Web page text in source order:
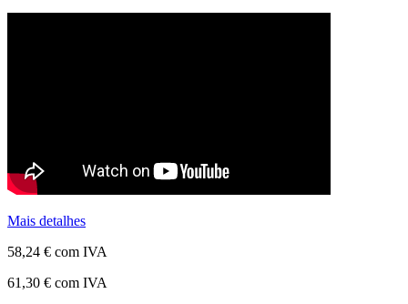
Mais detalhes
58,24 € com IVA
61,30 € com IVA